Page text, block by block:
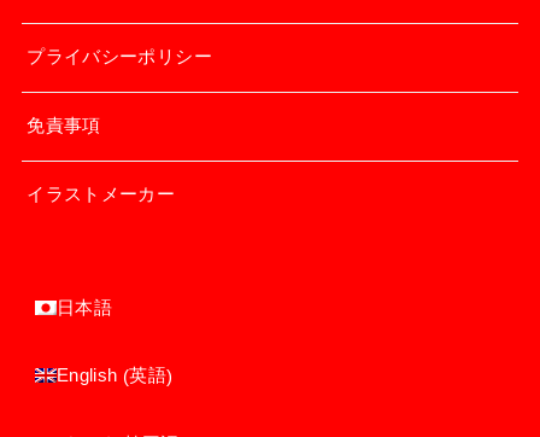
プライバシーポリシー
免責事項
イラストメーカー
日本語
English (英語)